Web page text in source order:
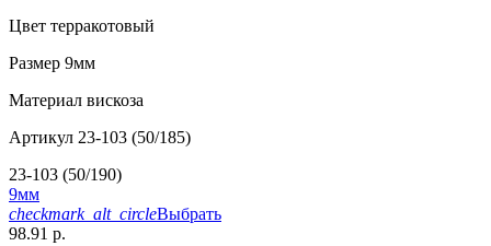
Цвет терракотовый
Размер 9мм
Материал вискоза
Артикул 23-103 (50/185)
23-103 (50/190)
9мм
checkmark_alt_circleВыбрать
98.91 р.